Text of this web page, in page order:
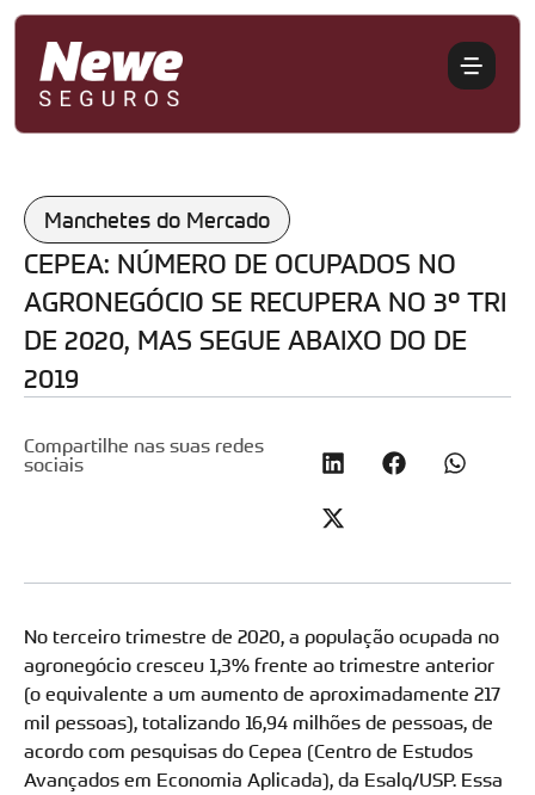
Manchetes do Mercado
CEPEA: NÚMERO DE OCUPADOS NO
AGRONEGÓCIO SE RECUPERA NO 3º TRI
DE 2020, MAS SEGUE ABAIXO DO DE
2019
Compartilhe nas suas redes
sociais
No terceiro trimestre de 2020, a população ocupada no
agronegócio cresceu 1,3% frente ao trimestre anterior
(o equivalente a um aumento de aproximadamente 217
mil pessoas), totalizando 16,94 milhões de pessoas, de
acordo com pesquisas do Cepea (Centro de Estudos
Avançados em Economia Aplicada), da Esalq/USP. Essa